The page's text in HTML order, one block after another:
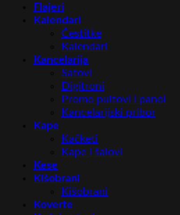
Flajeri
Kalendari
Čestitke
Kalendari
Kancelarija
Satovi
Digitroni
Promo pultovi i panoi
Kancelarijski pribor
Kape
Kačketi
Kape i šalovi
Kese
Kišobrani
Kišobrani
Koverte